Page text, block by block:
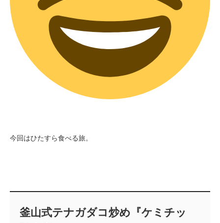
今回はひたすら食べる旅。
釜山式テナガダコ炒め『ケミチッ